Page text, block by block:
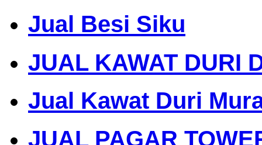
Jual Besi Siku
JUAL KAWAT DURI
Jual Kawat Duri
JUAL PAGAR